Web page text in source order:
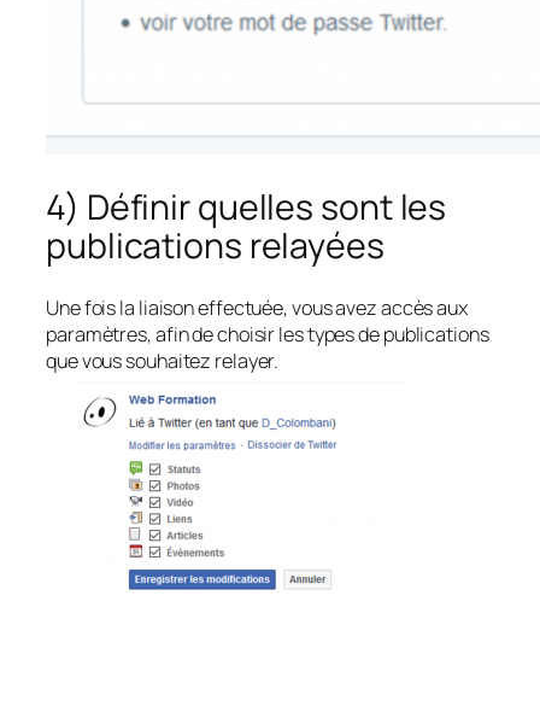
4) Définir quelles sont les
publications relayées
Une fois la liaison effectuée, vous avez accès aux
paramètres, afin de choisir les types de publications
que vous souhaitez relayer.